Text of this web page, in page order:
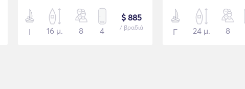
Ι 16 μ. 8 4
$ 885
/ βραδιά Γ 24 μ. 8